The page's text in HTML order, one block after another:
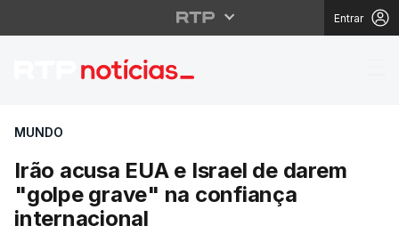
Entrar
Irão acusa EUA e
MUNDO
Irão acusa EUA e Israel de darem
"golpe grave" na confiança
internacional